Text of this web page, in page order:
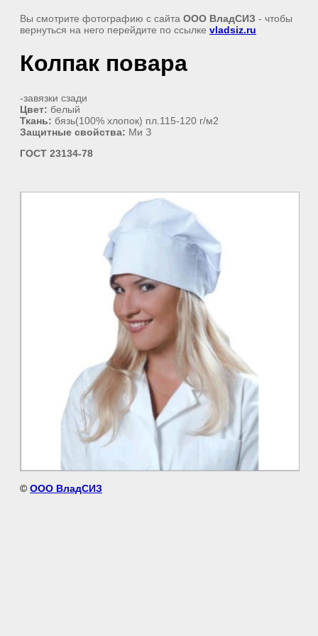
Вы смотрите фотографию с сайта ООО ВладСИЗ - чтобы
вернуться на него перейдите по ссылке vladsiz.ru
Колпак повара
-завязки cзади
Цвет: белый
Ткань: бязь(100% хлопок) пл.115-120 г/м2
Защитные свойства: Ми З
ГОСТ 23134-78
© ООО ВладСИЗ